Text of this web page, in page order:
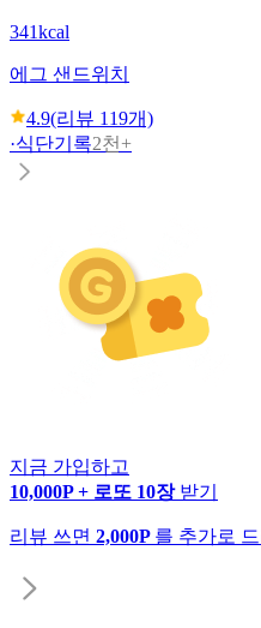
341kcal
에그 샌드위치
4.9(리뷰 119개)
·식단기록2천+
지금 가입하고
10,000P + 로또 10장 받기
리뷰 쓰면 2,000P 를 추가로